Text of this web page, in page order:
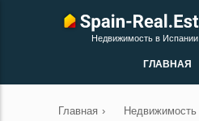
Недвижимость в Испании
ГЛАВНАЯ
Главная ›